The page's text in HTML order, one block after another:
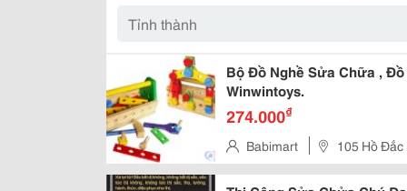
Bộ Đồ Nghề Sửa Chữa ,
Winwintoys.
274.000₫
Babimart 105 Hồ